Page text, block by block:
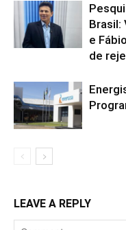
Brasil:
e
de
LEAVE A REPLY